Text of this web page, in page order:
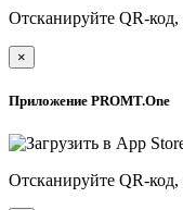
Отсканируйте QR-
×
Приложение PROMT.One
Отсканируйте QR-